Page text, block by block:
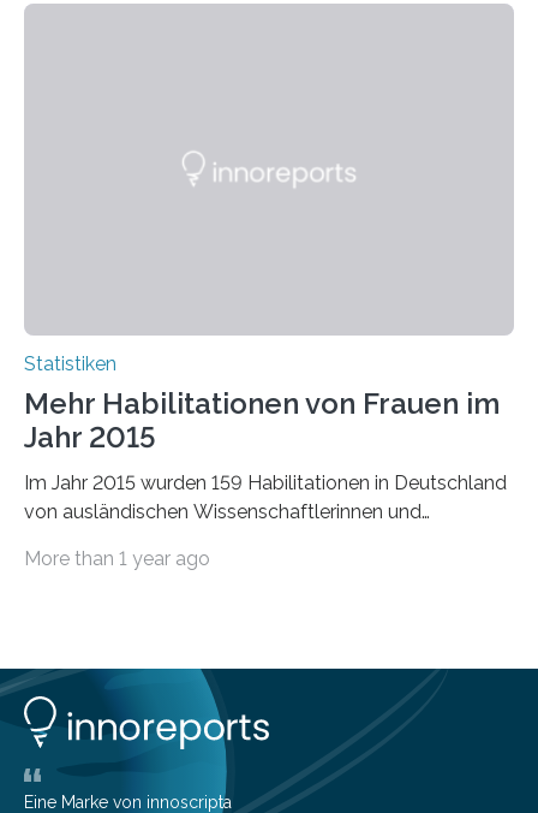
Statistiken
Mehr Habilitationen von Frauen im
Jahr 2015
Im Jahr 2015 wurden 159 Habilitationen in Deutschland
von ausländischen Wissenschaftlerinnen und
More than 1 year ago
Eine Marke von innoscripta